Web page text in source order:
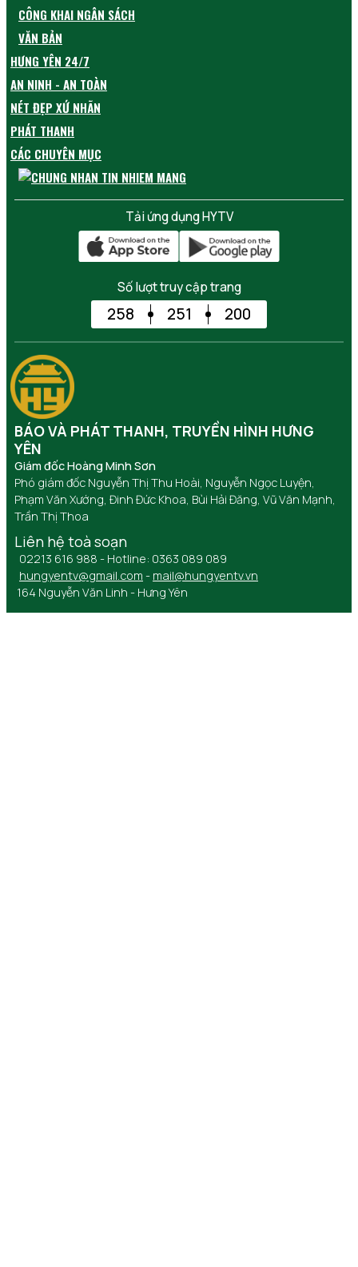
CÔNG KHAI NGÂN SÁCH
VĂN BẢN
HƯNG YÊN 24/7
AN NINH - AN TOÀN
NÉT ĐẸP XỨ NHÃN
PHÁT THANH
CÁC CHUYÊN MỤC
Tải ứng dụng HYTV
Số lượt truy cập trang
258 251 200
BÁO VÀ PHÁT THANH, TRUYỀN HÌNH HƯNG
YÊN
Giám đốc Hoàng Minh Sơn
Phó giám đốc Nguyễn Thị Thu Hoài, Nguyễn Ngọc Luyện,
Phạm Văn Xướng, Đinh Đức Khoa, Bùi Hải Đăng, Vũ Văn Mạnh,
Trần Thị Thoa
Liên hệ toà soạn
02213 616 988 - Hotline: 0363 089 089
hungyentv@gmail.com - mail@hungyentv.vn
164 Nguyễn Văn Linh - Hưng Yên